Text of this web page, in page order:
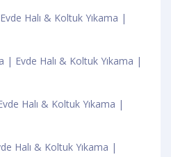
Halı & Koltuk Yıkama |
| Evde Halı & Koltuk Yıkama |
Halı & Koltuk Yıkama |
Halı & Koltuk Yıkama |